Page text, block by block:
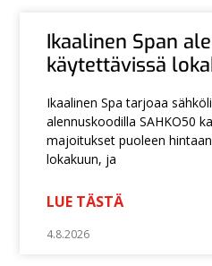
Ikaalinen Span
käytettävissä
Ikaalinen Spa tarjoaa
alennuskoodilla SAHKO50
majoitukset puoleen
lokakuun, ja
LUE TÄSTÄ
4.8.2026